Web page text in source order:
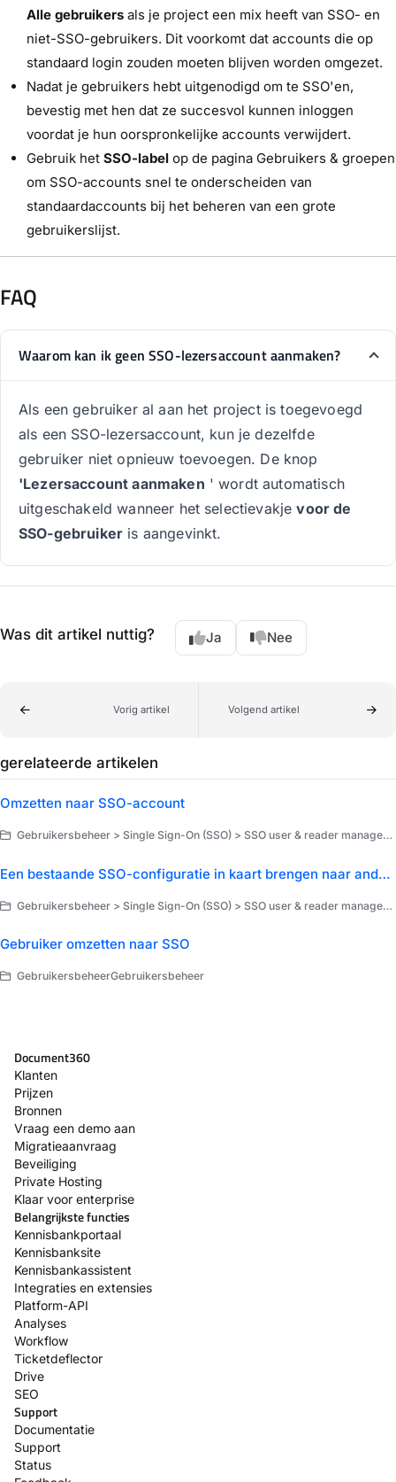
Alle gebruikers als je project een mix heeft van SSO- en
niet-SSO-gebruikers. Dit voorkomt dat accounts die op
standaard login zouden moeten blijven worden omgezet.
Nadat je gebruikers hebt uitgenodigd om te SSO'en,
bevestig met hen dat ze succesvol kunnen inloggen
voordat je hun oorspronkelijke accounts verwijdert.
Gebruik het SSO-label op de pagina Gebruikers & groepen
om SSO-accounts snel te onderscheiden van
standaardaccounts bij het beheren van een grote
gebruikerslijst.
FAQ
Waarom kan ik geen SSO-lezersaccount aanmaken?
Als een gebruiker al aan het project is toegevoegd
als een SSO-lezersaccount, kun je dezelfde
gebruiker niet opnieuw toevoegen. De knop
'Lezersaccount aanmaken ' wordt automatisch
uitgeschakeld wanneer het selectievakjevoor de
SSO-gebruiker is aangevinkt.
Was dit artikel nuttig? Ja Nee
Vorig artikel Volgend artikel
gerelateerde artikelen
Omzetten naar SSO-account
Gebruikersbeheer > Single Sign-On (SSO) > SSO user & reader management
Een bestaande SSO-configuratie in kaart brengen naar andere projecten
Gebruikersbeheer > Single Sign-On (SSO) > SSO user & reader management
Gebruiker omzetten naar SSO
GebruikersbeheerGebruikersbeheer
Document360
Klanten
Prijzen
Bronnen
Vraag een demo aan
Migratieaanvraag
Beveiliging
Private Hosting
Klaar voor enterprise
Belangrijkste functies
Kennisbankportaal
Kennisbanksite
Kennisbankassistent
Integraties en extensies
Platform-API
Analyses
Workflow
Ticketdeflector
Drive
SEO
Support
Documentatie
Support
Status